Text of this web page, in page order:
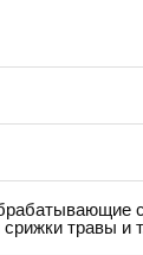
травы и